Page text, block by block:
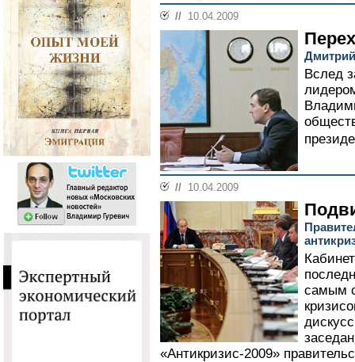
// 10.04.2009
Вслед
// 10.04.2009
самым
«Антикризис-2009»